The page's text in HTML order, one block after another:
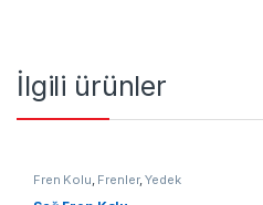
İlgili ürünler
Fren Kolu Frenler,Yedek